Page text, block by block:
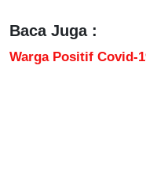
Baca Juga :
Warga Positif Covid-